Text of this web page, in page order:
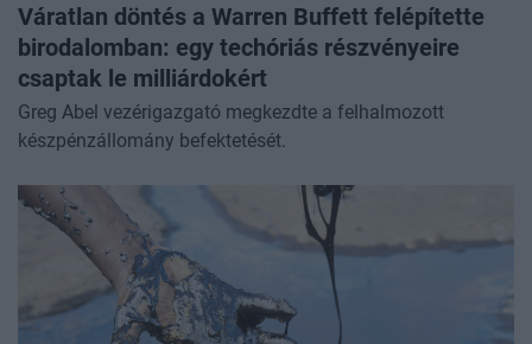
Váratlan döntés a Warren Buffett felépítette
birodalomban: egy techóriás részvényeire
csaptak le milliárdokért
Greg Abel vezérigazgató megkezdte a felhalmozott
készpénzállomány befektetését.